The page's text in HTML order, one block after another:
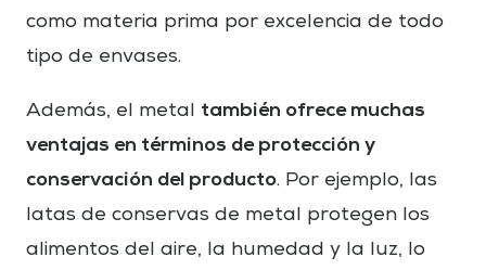
como materia prima por excelencia de todo
tipo de envases.
Además, el metal también ofrece muchas
ventajas en términos de protección y
conservación del producto. Por ejemplo, las
latas de conservas de metal protegen los
alimentos del aire, la humedad y la luz, lo